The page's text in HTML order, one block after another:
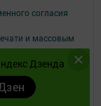
Дзенда
согласия
и массовым
в сфере